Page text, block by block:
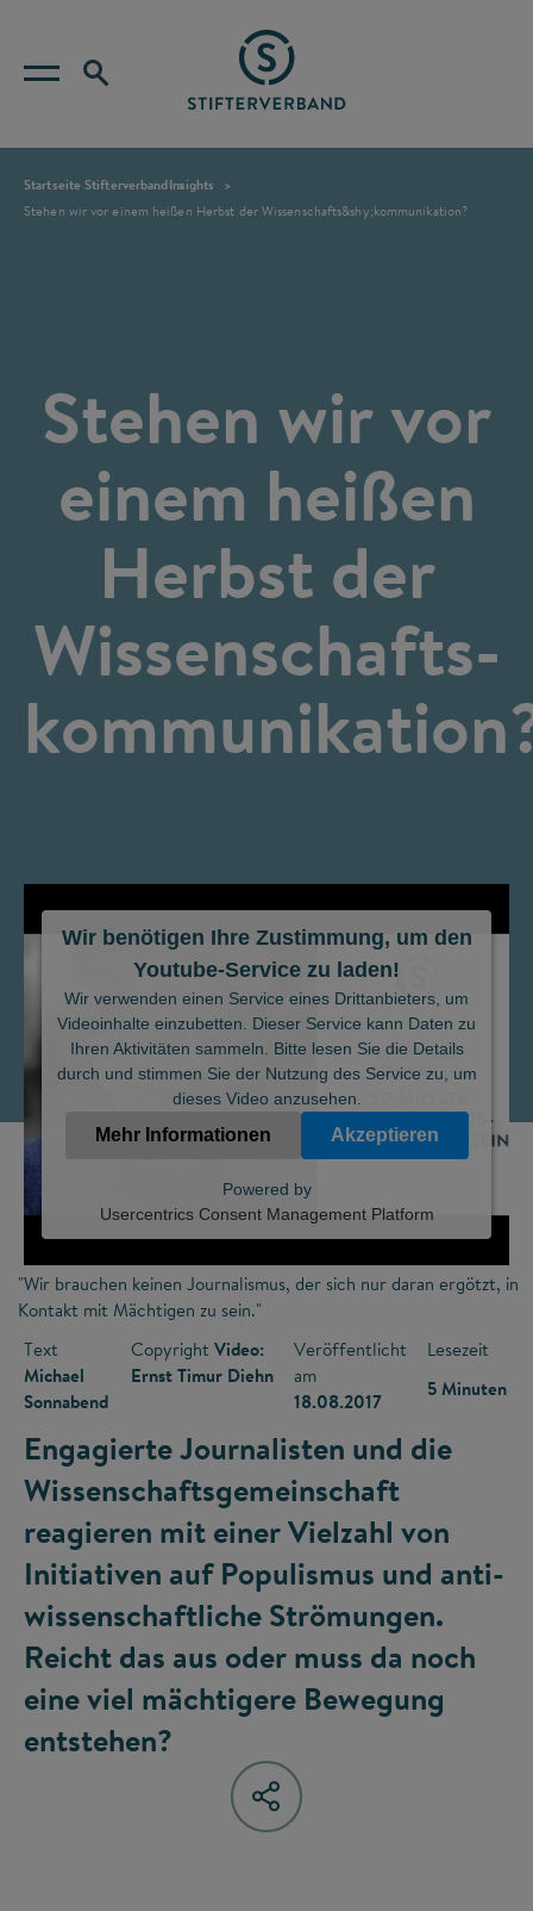
Startseite StifterverbandInsights
Stehen wir vor einem heißen Herbst der Wissenschafts&shy;kommunikation?
Stehen wir vor
einem heißen
Herbst der
Wissenschafts­
©
Wir benötigen Ihre Zustimmung, um den
Youtube-Service zu laden!
Wir verwenden einen Service eines Drittanbieters, um
Videoinhalte einzubetten. Dieser Service kann Daten zu
Ihren Aktivitäten sammeln. Bitte lesen Sie die Details
durch und stimmen Sie der Nutzung des Service zu, um
dieses Video anzusehen.
Mehr Informationen Akzeptieren
Powered by
Usercentrics Consent Management Platform
"Wir brauchen keinen Journalismus, der sich nur daran ergötzt, in
Kontakt mit Mächtigen zu sein."
Text
Michael
Sonnabend
CopyrightVideo:
Ernst Timur Diehn
Veröffentlicht
am
18.08.2017
Lesezeit
5 Minuten
Engagierte Journalisten und die
Wissenschaftsgemeinschaft
reagieren mit einer Vielzahl von
Initiativen auf Populismus und anti-
wissenschaftliche Strömungen.
Reicht das aus oder muss da noch
eine viel mächtigere Bewegung
entstehen?